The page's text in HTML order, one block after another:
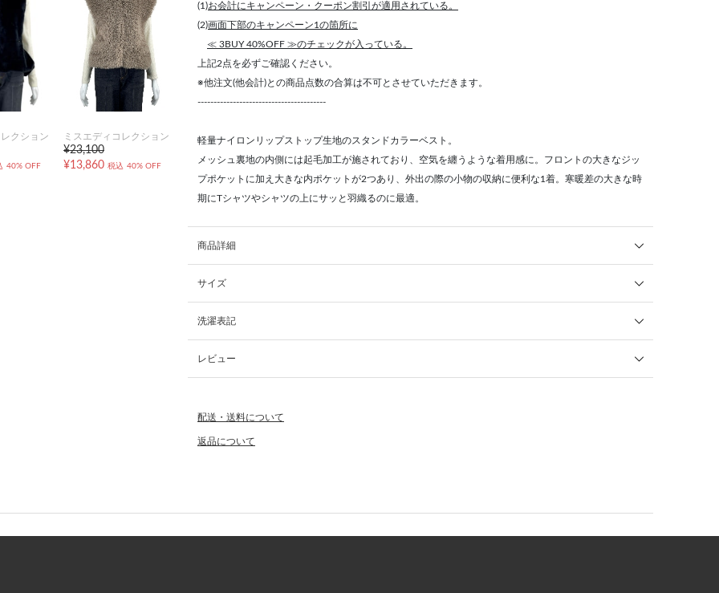
クション
40% OFF
ミスエディコレクション
¥23,100
¥13,860 税込 40% OFF
(1)お会計にキャンペーン・クーポン割引が適用されている。
(2)画面下部のキャンペーン1の箇所に
≪ 3BUY 40%OFF ≫のチェックが入っている。
上記2点を必ずご確認ください。
※他注文(他会計)との商品点数の合算は不可とさせていただきます。
----------------------------------------
軽量ナイロンリップストップ生地のスタンドカラーベスト。
メッシュ裏地の内側には起毛加工が施されており、空気を纏うような着用感に。フロントの大きなジッ
プポケットに加え大きな内ポケットが2つあり、外出の際の小物の収納に便利な1着。寒暖差の大きな時
期にTシャツやシャツの上にサッと羽織るのに最適。
商品詳細
サイズ
洗濯表記
レビュー
配送・送料について
返品について